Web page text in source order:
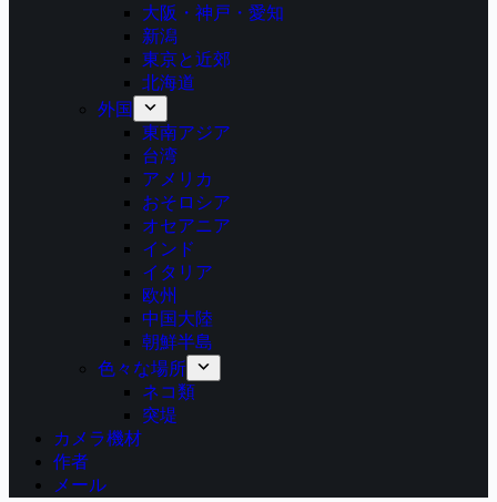
大阪・神戸・愛知
新潟
東京と近郊
北海道
外国
東南アジア
台湾
アメリカ
おそロシア
オセアニア
インド
イタリア
欧州
中国大陸
朝鮮半島
色々な場所
ネコ類
突堤
カメラ機材
作者
メール